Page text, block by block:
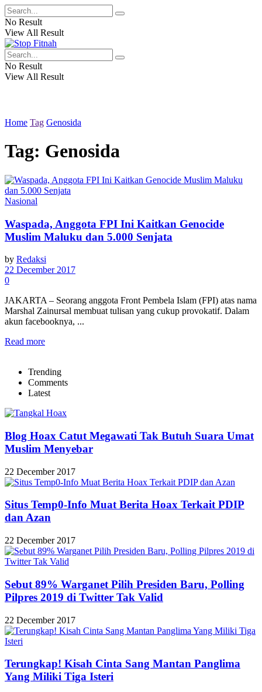
No Result
View All Result
No Result
View All Result
Home Tag Genosida
Tag: Genosida
Nasional
Waspada, Anggota FPI Ini Kaitkan Genocide
Muslim Maluku dan 5.000 Senjata
by Redaksi
22 December 2017
0
JAKARTA – Seorang anggota Front Pembela Islam (FPI) atas nama
Marshal Zainursal membuat tulisan yang cukup provokatif. Dalam
akun facebooknya, ...
Read more
Trending
Comments
Latest
Blog Hoax Catut Megawati Tak Butuh Suara Umat
Muslim Menyebar
22 December 2017
Situs Temp0-Info Muat Berita Hoax Terkait PDIP
dan Azan
22 December 2017
Sebut 89% Warganet Pilih Presiden Baru, Polling
Pilpres 2019 di Twitter Tak Valid
22 December 2017
Terungkap! Kisah Cinta Sang Mantan Panglima
Yang Miliki Tiga Isteri